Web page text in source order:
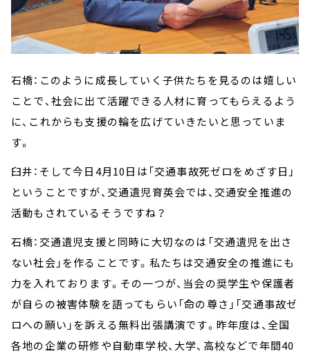
石橋：このように成長していく子供たちを見るのは嬉しい
ことで、社会に出て活躍できる人材に育ってもらえるよう
に、これからも支援の輪を広げていきたいと思っていま
す。
臼井：そして今日4月10日は「交通事故死ゼロをめざす日」
ということですが、交通遺児育英会では、交通安全推進の
活動もされているそうですね？
石橋：交通遺児支援と同時に大切なのは「交通遺児を出さ
ない社会」を作ることです。私たちは交通安全の推進にも
力を入れております。その一つが、当会の奨学生や保護者
が自らの被害体験を語ってもらい「命の尊さ」「交通事故ゼ
ロへの願い」を訴える無料出張講演です。昨年度は、全国
各地の企業の研修や自動車学校、大学、高校などで年間40